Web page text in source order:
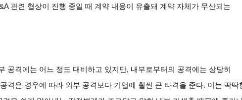
관련 협상이 진행 중일 때 계약 내용이 유출돼 계약 자체가 무산되는
공격에는 어느 정도 대비하고 있지만, 내부로부터의 공격에는 상당히
격은 경우에 따라 외부 공격보다 기업에 훨씬 큰 타격을 준다. 이는 딱딱